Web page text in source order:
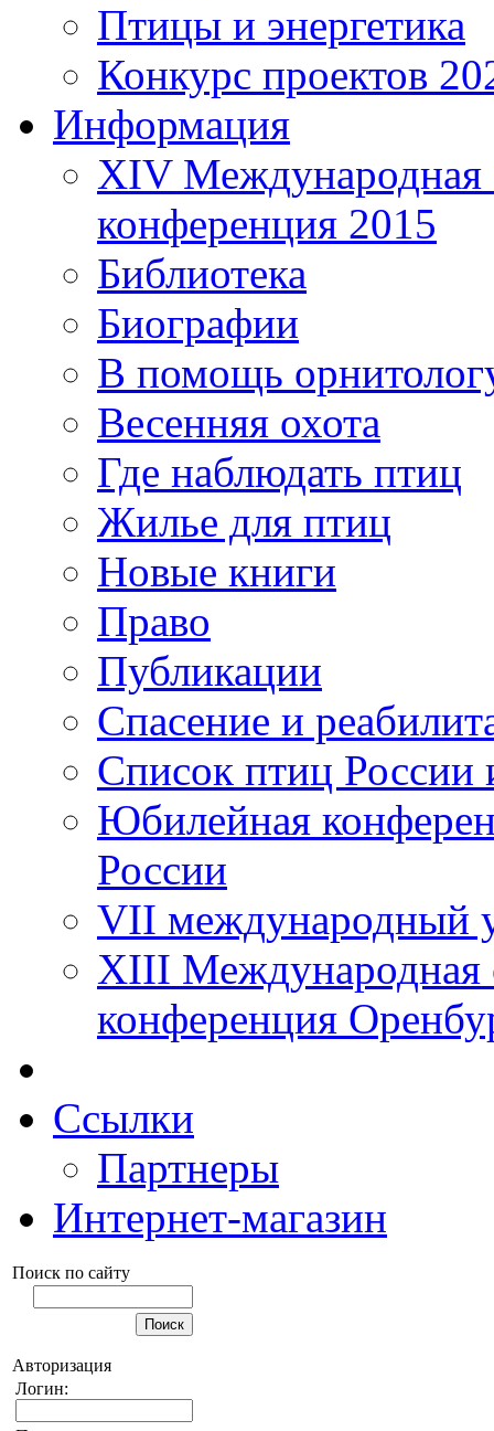
Птицы и энергетика
Конкурс проектов
Информация
XIV Международная
конференция 2015
Библиотека
Биографии
В помощь
Весенняя охота
Где наблюдать птиц
Жилье для птиц
Новые книги
Право
Публикации
Спасение и
Список птиц России
Юбилейная
России
VII международный
XIII Международная
конференция
Ссылки
Партнеры
Интернет-магазин
Поиск по сайту
Авторизация
Логин: